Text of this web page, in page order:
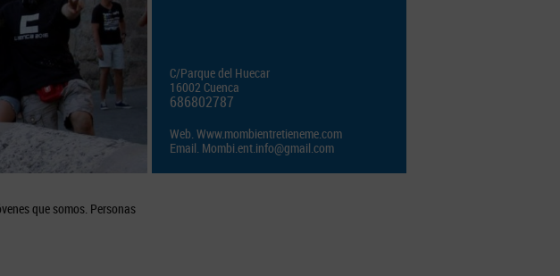
C/Parque del Huecar
16002 Cuenca
686802787
Web.Www.mombientretieneme.com
Email. Mombi.ent.info@gmail.com
que somos. Personas